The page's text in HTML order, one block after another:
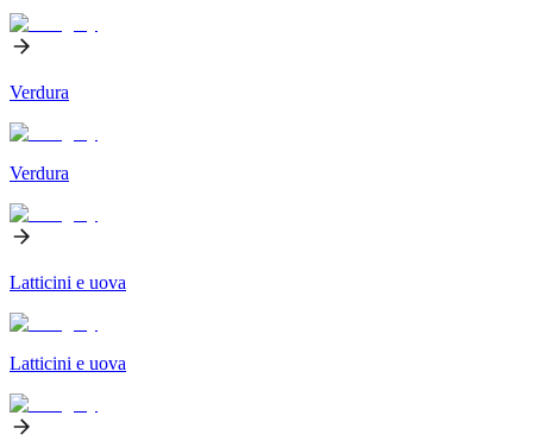
Verdura
Verdura
Latticini e uova
Latticini e uova